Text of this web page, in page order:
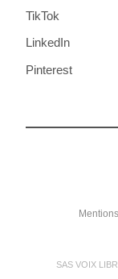
TikTok
LinkedIn
Pinterest
SAS VOIX